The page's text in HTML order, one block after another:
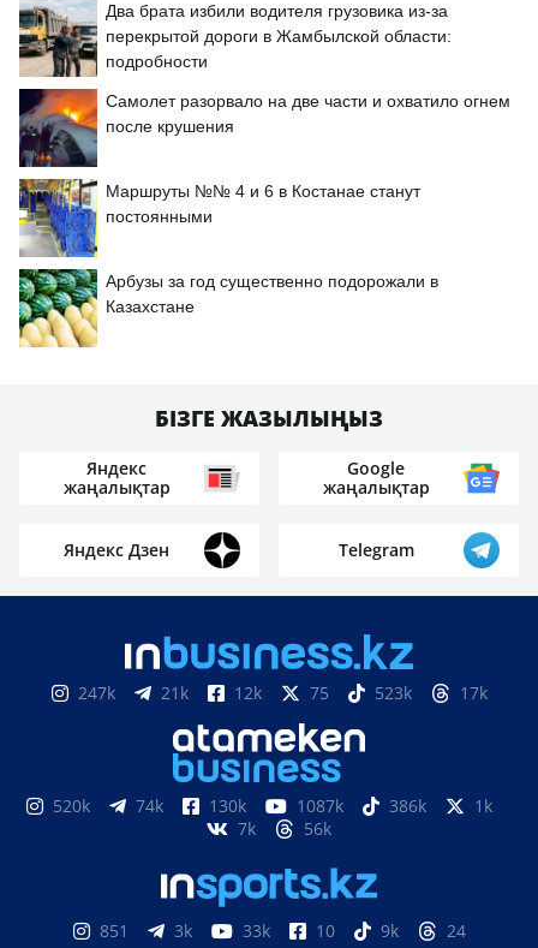
Два брата избили водителя грузовика из-за
перекрытой дороги в Жамбылской области:
подробности
Самолет разорвало на две части и охватило огнем
после крушения
Маршруты №№ 4 и 6 в Костанае станут
постоянными
Арбузы за год существенно подорожали в
Казахстане
БІЗГЕ ЖАЗЫЛЫҢЫЗ
Яндекс
жаңалықтар
Google
жаңалықтар
Яндекс Дзен Telegram
247k 21k 12k 75 523k 17k
520k 74k 130k 1087k 386k
1k
7k
56k
851 3k 33k 10 9k 24